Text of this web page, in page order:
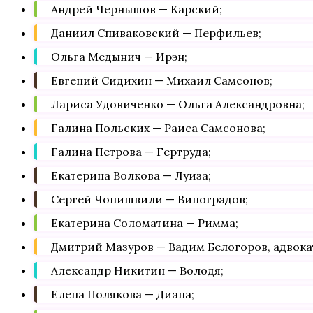
Андрей Чернышов — Карский;
Даниил Спиваковский — Перфильев;
Ольга Медынич — Ирэн;
Евгений Сидихин — Михаил Самсонов;
Лариса Удовиченко — Ольга Александровна;
Галина Польских — Раиса Самсонова;
Галина Петрова — Гертруда;
Екатерина Волкова — Луиза;
Сергей Чонишвили — Виноградов;
Екатерина Соломатина — Римма;
Дмитрий Мазуров — Вадим Белогоров,
Александр Никитин — Володя;
Елена Полякова — Диана;